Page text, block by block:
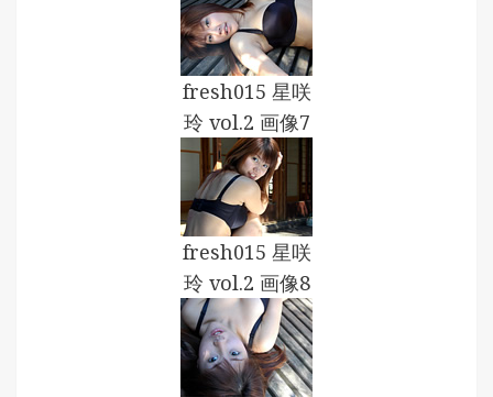
fresh015 星咲
玲 vol.2 画像7
fresh015 星咲
玲 vol.2 画像8